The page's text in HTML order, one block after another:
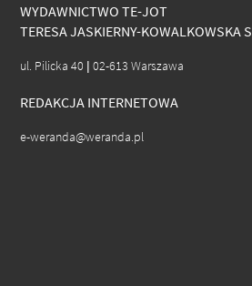
WYDAWNICTWO TE-JOT
TERESA JASKIERNY-KOWALKOWSKA
ul. Pilicka 40 | 02-613 Warszawa
REDAKCJA INTERNETOWA
e-weranda@weranda.pl